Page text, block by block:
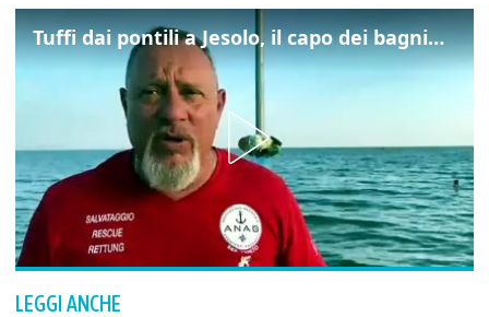
Tuffi dai pontili a Jesolo, il capo dei bagnini: "L'impegno di tutti per evitare altre tragedie"
LEGGI ANCHE